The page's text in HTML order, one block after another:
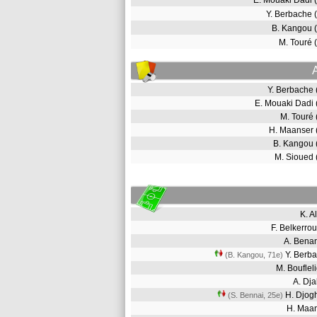
Y.
B.
M.
Y.
E. Mouaki
M.
H.
B.
M.
K.
F.
A.
(B. Kangou, 71e) Y.
M.
A.
(S. Bennai, 25e) H.
H.